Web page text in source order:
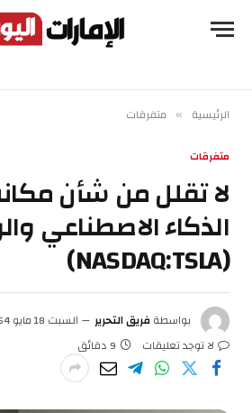
الرئيسية » متفرقات
متفرقات
لا تقلل من شأن
الذكاء الاصطناعي
(NASDAQ:TSLA)
بواسطةفريق التحرير
السبت 18 مايو 4:54 م
لا توجد تعليقات
9 دقائق